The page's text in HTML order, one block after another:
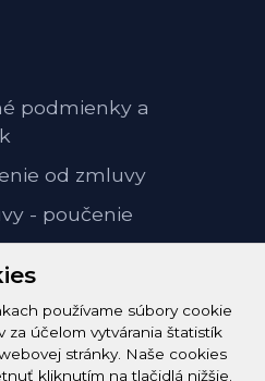
používame súbory cookie
za účelom vytvárania štatistík
stránky. Naše cookies
kliknutím na tlačidlá nižšie.
podmienky a
od zmluvy
- poučenie
majster.sk